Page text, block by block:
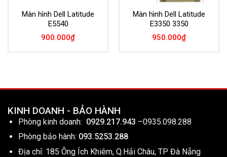
Màn hình Dell Latitude
E5540
900.000₫
Màn hình Dell Latitude
E3350 3350
950.000₫
KINH DOANH - BẢO HÀNH
Phòng kinh doanh: 0929.217.943 –0935.098.288
Phòng bảo hành: 093.5253.288
Địa chỉ: 185 Ông Ích Khiêm, Q.Hải Châu, TP Đà Nẵng